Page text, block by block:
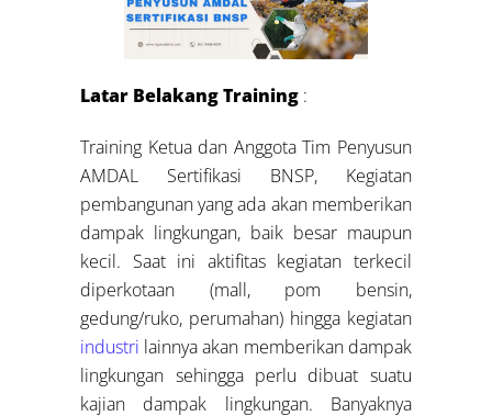
Latar Belakang Training :
Training Ketua dan Anggota Tim Penyusun
AMDAL Sertifikasi BNSP, Kegiatan
pembangunan yang ada akan memberikan
dampak lingkungan, baik besar maupun
kecil. Saat ini aktifitas kegiatan terkecil
diperkotaan (mall, pom bensin,
gedung/ruko, perumahan) hingga kegiatan
industri lainnya akan memberikan dampak
lingkungan sehingga perlu dibuat suatu
kajian dampak lingkungan. Banyaknya